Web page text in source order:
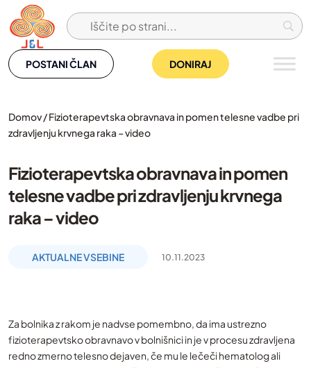
Skip
to
content
POSTANI ČLAN DONIRAJ
Domov/Fizioterapevtska obravnava in pomen telesne vadbe pri
zdravljenju krvnega raka – video
Fizioterapevtska obravnava in pomen
telesne vadbe pri zdravljenju krvnega
raka – video
AKTUALNE VSEBINE 10.11.2023
Za bolnika z rakom je nadvse pomembno, da ima ustrezno
fizioterapevtsko obravnavo v bolnišnici in je v procesu zdravljena
redno zmerno telesno dejaven, če mu le lečeči hematolog ali